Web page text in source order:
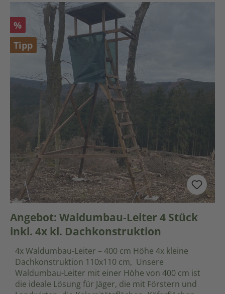
Rabatt
%
Tipp
Angebot: Waldumbau-Leiter 4 Stück
inkl. 4x kl. Dachkonstruktion
4x Waldumbau-Leiter – 400 cm Höhe 4x kleine
Dachkonstruktion 110x110 cm, Unsere
Waldumbau-Leiter mit einer Höhe von 400 cm ist
die ideale Lösung für Jäger, die mit Förstern und